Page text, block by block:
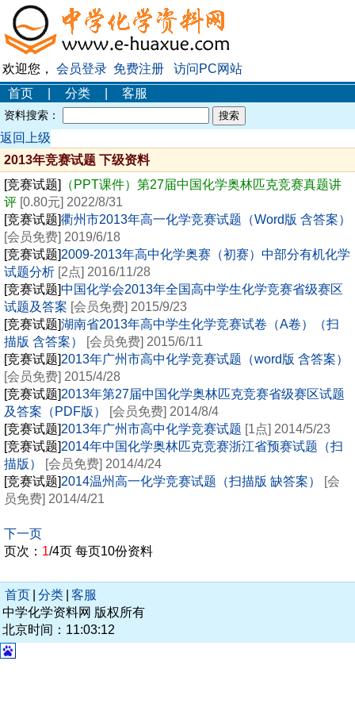
欢迎您， 会员登录 免费注册
访问PC网站
首页
分类 客服
资料搜索：
返回上级
2013年竞赛试题 下级资料
[竞赛试题]
（PPT课件）第27届中国化学奥林匹克竞赛真题讲
评 [0.80元] 2022/8/31
[竞赛试题]衢州市2013年高一化学竞赛试题（Word版 含答案）
[会员免费] 2019/6/18
[竞赛试题]2009-2013年高中化学奥赛（初赛）中部分有机化学
试题分析 [2点] 2016/11/28
[竞赛试题]中国化学会2013年全国高中学生化学竞赛省级赛区
试题及答案 [会员免费] 2015/9/23
[竞赛试题]湖南省2013年高中学生化学竞赛试卷（A卷）（扫
描版 含答案）
[会员免费] 2015/6/11
[竞赛试题]2013年广州市高中化学竞赛试题（word版 含答案）
[会员免费] 2015/4/28
[竞赛试题]2013年第27届中国化学奥林匹克竞赛省级赛区试题
及答案（PDF版）
[会员免费] 2014/8/4
[竞赛试题]2013年广州市高中化学竞赛试题 [1点] 2014/5/23
[竞赛试题]2014年中国化学奥林匹克竞赛浙江省预赛试题（扫
描版）
[会员免费] 2014/4/24
[竞赛试题]2014温州高一化学竞赛试题（扫描版 缺答案）
[会
员免费] 2014/4/21
下一页
页次： 1/4页 每页10份资料
首页 分类 客服
中学化学资料网 版权所有
北京时间：11:03:12